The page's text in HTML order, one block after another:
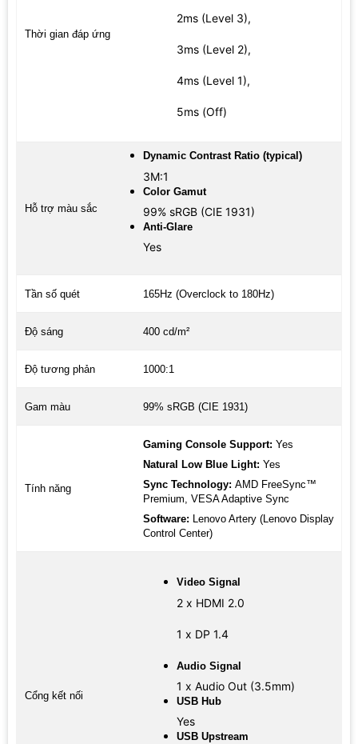
Thời gian đáp ứng
2ms (Level 3),
3ms (Level 2),
4ms (Level 1),
5ms (Off)
Hỗ trợ màu sắc
Dynamic Contrast Ratio (typical)
3M:1
Color Gamut
99% sRGB (CIE 1931)
Anti-Glare
Yes
Tần số quét 165Hz (Overclock to 180Hz)
Độ sáng 400 cd/m²
Độ tương phản 1000:1
Gam màu 99% sRGB (CIE 1931)
Tính năng
Gaming Console Support: Yes
Natural Low Blue Light: Yes
Sync Technology: AMD FreeSync™
Premium, VESA Adaptive Sync
Software: Lenovo Artery (Lenovo Display
Control Center)
Cổng kết nối
Video Signal
2 x HDMI 2.0
1 x DP 1.4
Audio Signal
1 x Audio Out (3.5mm)
USB Hub
Yes
USB Upstream